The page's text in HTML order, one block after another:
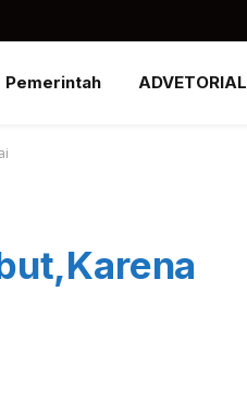
Pemerintah ADVETORIAL